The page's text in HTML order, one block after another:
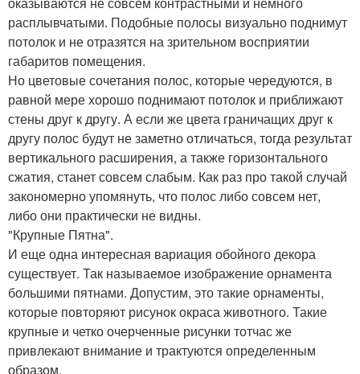
расплывчатыми. Подобные полосы визуально поднимут
потолок и не отразятся на зрительном восприятии
габаритов помещения.
Но цветовые сочетания полос, которые чередуются, в
равной мере хорошо поднимают потолок и приближают
стены друг к другу. А если же цвета граничащих друг к
другу полос будут не заметно отличаться, тогда результат
вертикального расширения, а также горизонтального
сжатия, станет совсем слабым. Как раз про такой случай
закономерно упомянуть, что полос либо совсем нет,
либо они практически не видны.
"Крупные Пятна".
И еще одна интересная вариация обойного декора
существует. Так называемое изображение орнамента
большими пятнами. Допустим, это такие орнаменты,
которые повторяют рисунок окраса животного. Такие
крупные и четко очерченные рисунки тотчас же
привлекают внимание и трактуются определенным
образом.